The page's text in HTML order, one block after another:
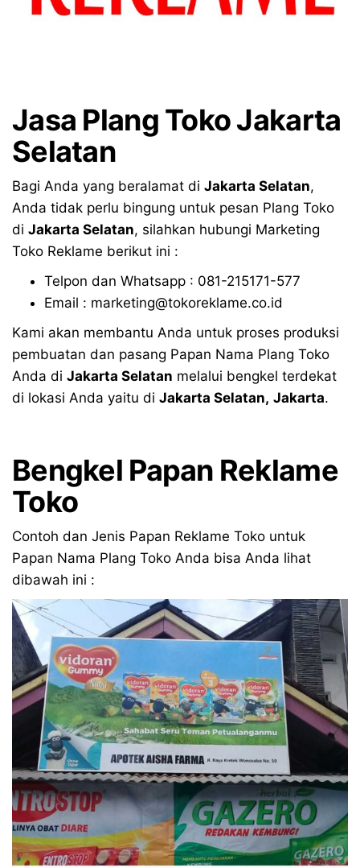
Jasa Plang Toko Jakarta
Selatan
Bagi Anda yang beralamat di Jakarta Selatan,
Anda tidak perlu bingung untuk pesan Plang Toko
di Jakarta Selatan, silahkan hubungi Marketing
Toko Reklame berikut ini :
Telpon dan Whatsapp : 081-215171-577
Email : marketing@tokoreklame.co.id
Kami akan membantu Anda untuk proses produksi
pembuatan dan pasang Papan Nama Plang Toko
Anda di Jakarta Selatan melalui bengkel terdekat
di lokasi Anda yaitu di Jakarta Selatan, Jakarta.
Bengkel Papan Reklame
Toko
Contoh dan Jenis Papan Reklame Toko untuk
Papan Nama Plang Toko Anda bisa Anda lihat
dibawah ini :